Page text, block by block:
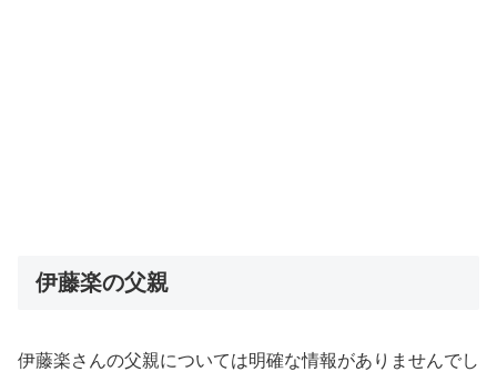
伊藤楽の父親
伊藤楽さんの父親については明確な情報がありませんでし